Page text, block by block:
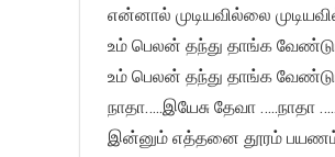
என்னால் முடியவில்லை
உம் பெலன் தந்து தாங்க
உம் பெலன் தந்து தாங்க
நாதா…..இயேசு தேவா …..நாதா
இன்னும் எத்தனை தூரம்